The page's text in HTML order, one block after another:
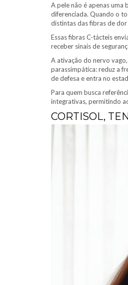
A pele não é apenas
diferenciada. Quando o
distintas das fibras de
Essas fibras C-tácteis
receber sinais de
A ativação do nervo
parassimpática: reduz a
de defesa e entra no
Para quem busca
integrativas, permitindo
CORTISOL,